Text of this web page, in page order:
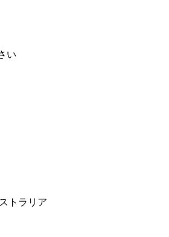
術教師としても教鞭を執り、精力的
ブランドの空間デザインとブランデ
います。
化し続ける空間を提供すること、そ
い